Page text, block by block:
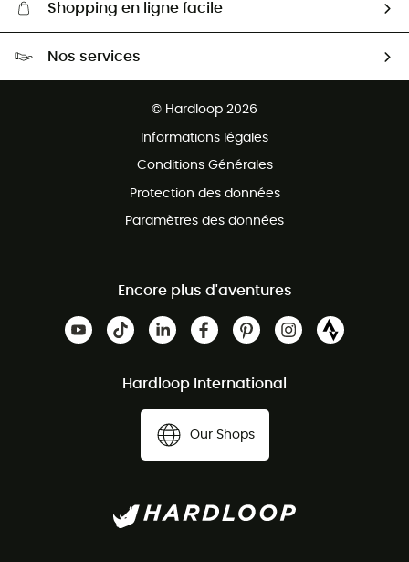
Shopping en ligne facile
Nos services
© Hardloop 2026
Informations légales
Conditions Générales
Protection des données
Paramètres des données
Encore plus d'aventures
Hardloop International
Our Shops